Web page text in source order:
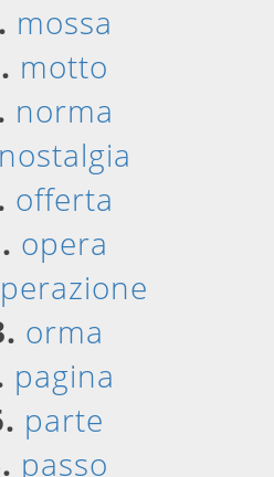
mossa
motto
norma
nostalgia
offerta
opera
orma
pagina
parte
passo